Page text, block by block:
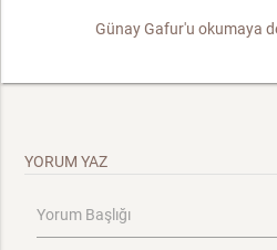
Günay Gafur'u okumaya
YORUM YAZ
Yorum Başlığı